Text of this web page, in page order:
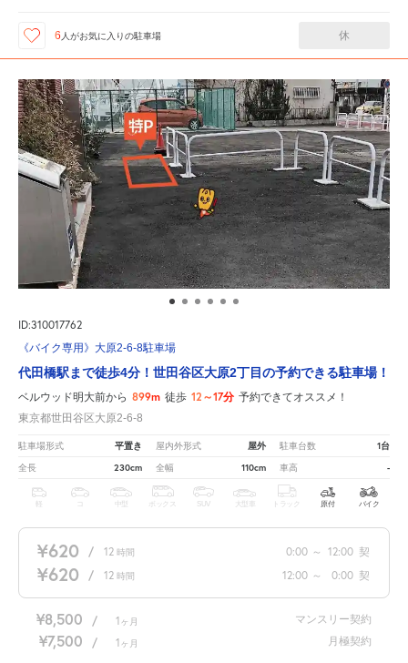
6 人がお気に入りの駐車場 休
ID:310017762
《バイク専用》大原2-6-8駐車場
代田橋駅まで徒歩4分！世田谷区大原2丁目の予約できる駐車場！
ベルウッド明大前から 899m 徒歩 12～17分 予約できてオススメ！
東京都世田谷区大原2-6-8
駐車場形式 平置き 屋内外形式 屋外 駐車台数 1台
全長 230cm 全幅 110cm 車高 -
軽 中型 ボックス SUV 大型車 トラック 原付 バイク
¥620 / 12 時間 0:00 ～ 12:00 契
¥620 / 12 時間 12:00 ～ 0:00 契
¥8,500 / 1 ヶ月 マンスリー契約
¥7,500 / 1 ヶ月 月極契約